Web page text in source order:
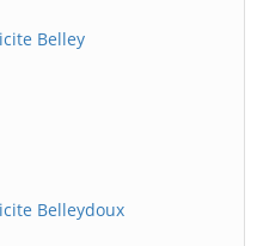
Belley
Belleydoux